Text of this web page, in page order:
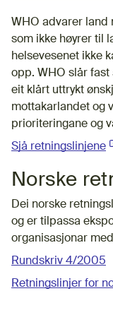
WHO advarer land
som ikke høyrer til
helsevesenet ikke
opp. WHO slår
eit klårt uttrykt
mottakarlandet og
prioriteringane og
Sjå retningslinjene
Norske
Dei norske
og er tilpassa
organisasjonar
Rundskriv 4/2005
Retningslinjer for